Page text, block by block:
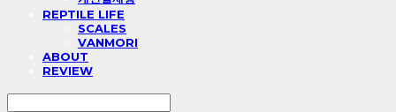
REPTILE LIFE
SCALES
VANMORI
ABOUT
REVIEW